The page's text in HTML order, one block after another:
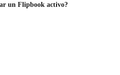
un Flipbook activo?